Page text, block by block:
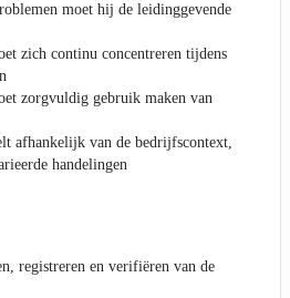
moet hij de leidinggevende
zich continu concentreren tijdens
zorgvuldig gebruik maken van
afhankelijk van de bedrijfscontext,
handelingen
registreren en verifiëren van de